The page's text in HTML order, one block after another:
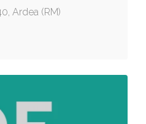
Ardea (RM)